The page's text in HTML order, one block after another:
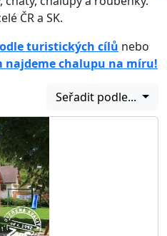
ČR a SK.
turistických cílů nebo
najdeme chalupu na míru!
Seřadit podle...